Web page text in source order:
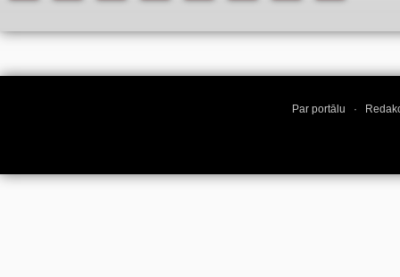
Par portālu ·